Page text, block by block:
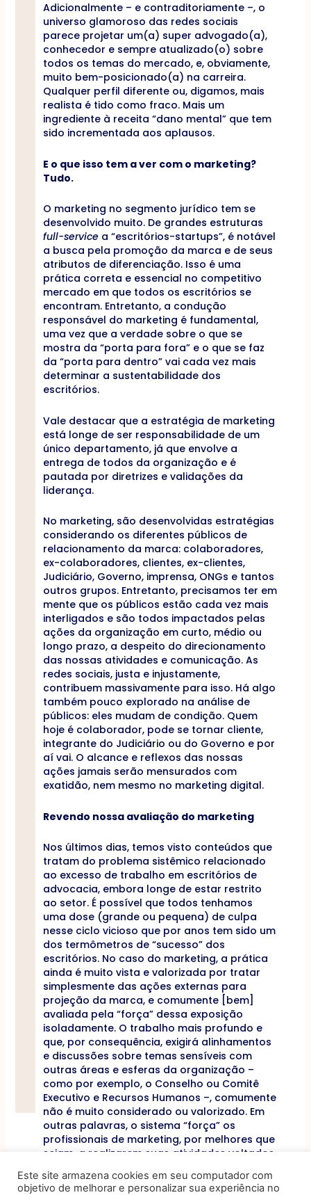
Adicionalmente – e contraditoriamente –, o
universo glamoroso das redes sociais
parece projetar um(a) super advogado(a),
conhecedor e sempre atualizado(o) sobre
todos os temas do mercado, e, obviamente,
muito bem-posicionado(a) na carreira.
Qualquer perfil diferente ou, digamos, mais
realista é tido como fraco. Mais um
ingrediente à receita “dano mental” que tem
sido incrementada aos aplausos.
E o que isso tem a ver com o marketing?
Tudo.
O marketing no segmento jurídico tem se
desenvolvido muito. De grandes estruturas
full-servicea “escritórios-startups”, é notável
a busca pela promoção da marca e de seus
atributos de diferenciação. Isso é uma
prática correta e essencial no competitivo
mercado em que todos os escritórios se
encontram. Entretanto, a condução
responsável do marketing é fundamental,
uma vez que a verdade sobre o que se
mostra da “porta para fora” e o que se faz
da “porta para dentro” vai cada vez mais
determinar a sustentabilidade dos
escritórios.
Vale destacar que a estratégia de marketing
está longe de ser responsabilidade de um
único departamento, já que envolve a
entrega de todos da organização e é
pautada por diretrizes e validações da
liderança.
No marketing, são desenvolvidas estratégias
considerando os diferentes públicos de
relacionamento da marca: colaboradores,
ex-colaboradores, clientes, ex-clientes,
Judiciário, Governo, imprensa, ONGs e tantos
outros grupos. Entretanto, precisamos ter em
mente que os públicos estão cada vez mais
interligados e são todos impactados pelas
ações da organização em curto, médio ou
longo prazo, a despeito do direcionamento
das nossas atividades e comunicação. As
redes sociais, justa e injustamente,
contribuem massivamente para isso. Há algo
também pouco explorado na análise de
públicos: eles mudam de condição. Quem
hoje é colaborador, pode se tornar cliente,
integrante do Judiciário ou do Governo e por
aí vai. O alcance e reflexos das nossas
ações jamais serão mensurados com
exatidão, nem mesmo no marketing digital.
Revendo nossa avaliação do marketing
Nos últimos dias, temos visto conteúdos que
tratam do problema sistêmico relacionado
ao excesso de trabalho em escritórios de
advocacia, embora longe de estar restrito
ao setor. É possível que todos tenhamos
uma dose (grande ou pequena) de culpa
nesse ciclo vicioso que por anos tem sido um
dos termômetros de “sucesso” dos
escritórios. No caso do marketing, a prática
ainda é muito vista e valorizada por tratar
simplesmente das ações externas para
projeção da marca, e comumente [bem]
avaliada pela “força” dessa exposição
isoladamente. O trabalho mais profundo e
que, por consequência, exigirá alinhamentos
e discussões sobre temas sensíveis com
outras áreas e esferas da organização –
como por exemplo, o Conselho ou Comitê
Executivo e Recursos Humanos –, comumente
não é muito considerado ou valorizado. Em
outras palavras, o sistema “força” os
profissionais de marketing, por melhores que
sejam, a realizarem suas atividades voltados
Este site armazena cookies em seu computador com
objetivo de melhorar e personalizar sua experiência no